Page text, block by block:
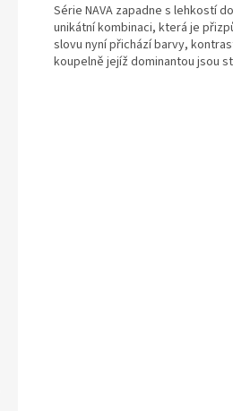
Série NAVA zapadne s lehkostí
unikátní kombinaci, která je
slovu nyní přichází barvy,
koupelně jejíž dominantou jsou